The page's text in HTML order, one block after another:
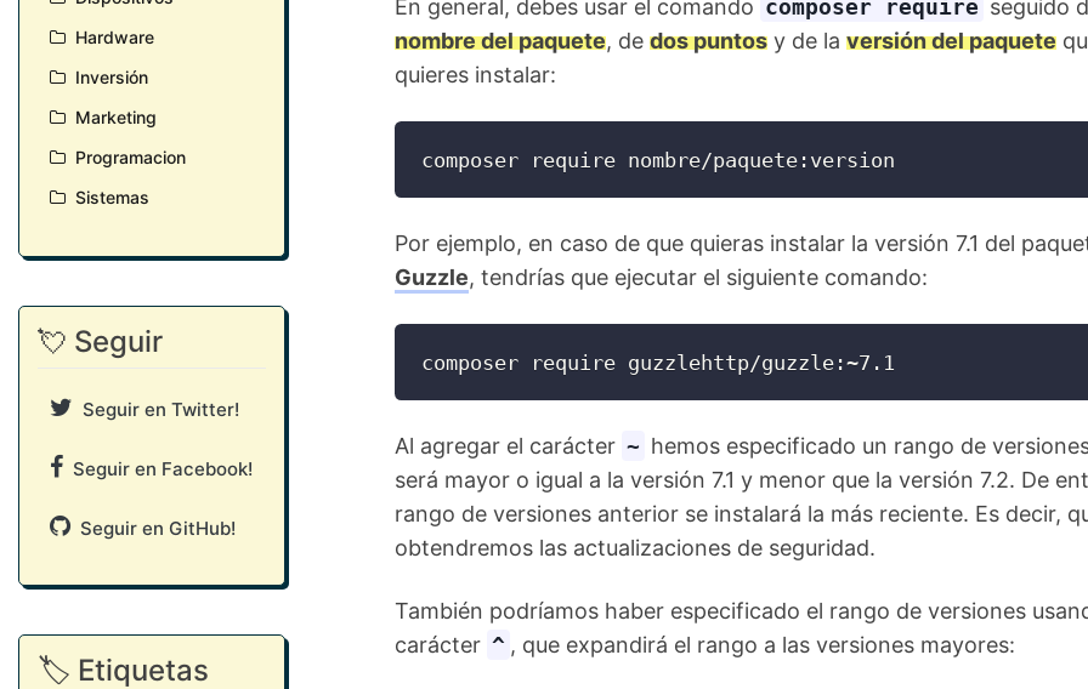
Hardware
Inversión
Marketing
Programacion
Sistemas
💘 Seguir
Seguir en Twitter!
Seguir en Facebook!
Seguir en GitHub!
🏷️ Etiquetas
En general, debes usar el comando composer require seguido
nombre del paquete, de dos puntosy de la versión del paquete
quieres instalar:
composer require nombre/paquete:version
Por ejemplo, en caso de que quieras instalar la versión 7.1 del
Guzzle, tendrías que ejecutar el siguiente comando:
composer require guzzlehttp/guzzle:~7.1
Al agregar el carácter ~ hemos especificado un rango de
será mayor o igual a la versión 7.1 y menor que la versión 7.2. De
rango de versiones anterior se instalará la más reciente. Es decir,
obtendremos las actualizaciones de seguridad.
También podríamos haber especificado el rango de versiones
carácter ^ , que expandirá el rango a las versiones mayores: